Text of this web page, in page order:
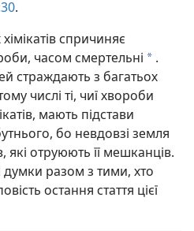
.
спричиняє
часом смертельні a .
страждають з багатьох
числі ті, чиї хвороби
мають підстави
бо невдовзі земля
які отруюють її мешканців.
думки разом з тими, хто
остання стаття цієї